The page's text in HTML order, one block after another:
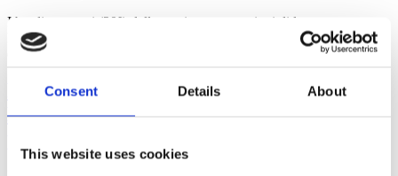
Consent Details About
This website uses cookies
I bordi smussati (20°) delle stuoie per postazioni di lavoro
ERGOLASTEC® riducono notevolmente il rischio di inciampare e
di incidenti!
Perché le stuoie per postazioni di lavoro
ERGOLASTEC sono più pesanti di molti